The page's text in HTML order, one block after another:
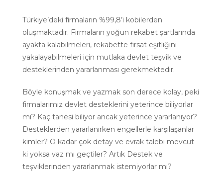
Türkiye’deki firmaların %99,8’i kobilerden
oluşmaktadır. Firmaların yoğun rekabet şartlarında
ayakta kalabilmeleri, rekabette fırsat eşitliğini
yakalayabilmeleri için mutlaka devlet teşvik ve
desteklerinden yararlanması gerekmektedir.
Böyle konuşmak ve yazmak son derece kolay, peki
firmalarımız devlet desteklerini yeterince biliyorlar
mı? Kaç tanesi biliyor ancak yeterince yararlanıyor?
Desteklerden yararlanırken engellerle karşılaşanlar
kimler? O kadar çok detay ve evrak talebi mevcut
ki yoksa vaz mı geçtiler? Artık Destek ve
teşviklerinden yararlanmak istemiyorlar mı?